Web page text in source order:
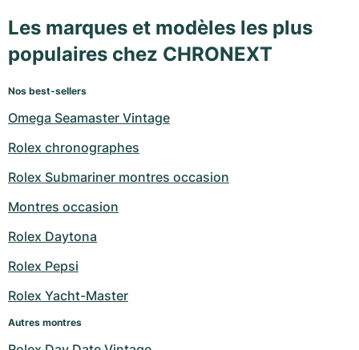
Les marques et modèles les plus
populaires chez CHRONEXT
Nos best-sellers
Omega Seamaster Vintage
Rolex chronographes
Rolex Submariner montres occasion
Montres occasion
Rolex Daytona
Rolex Pepsi
Rolex Yacht-Master
Autres montres